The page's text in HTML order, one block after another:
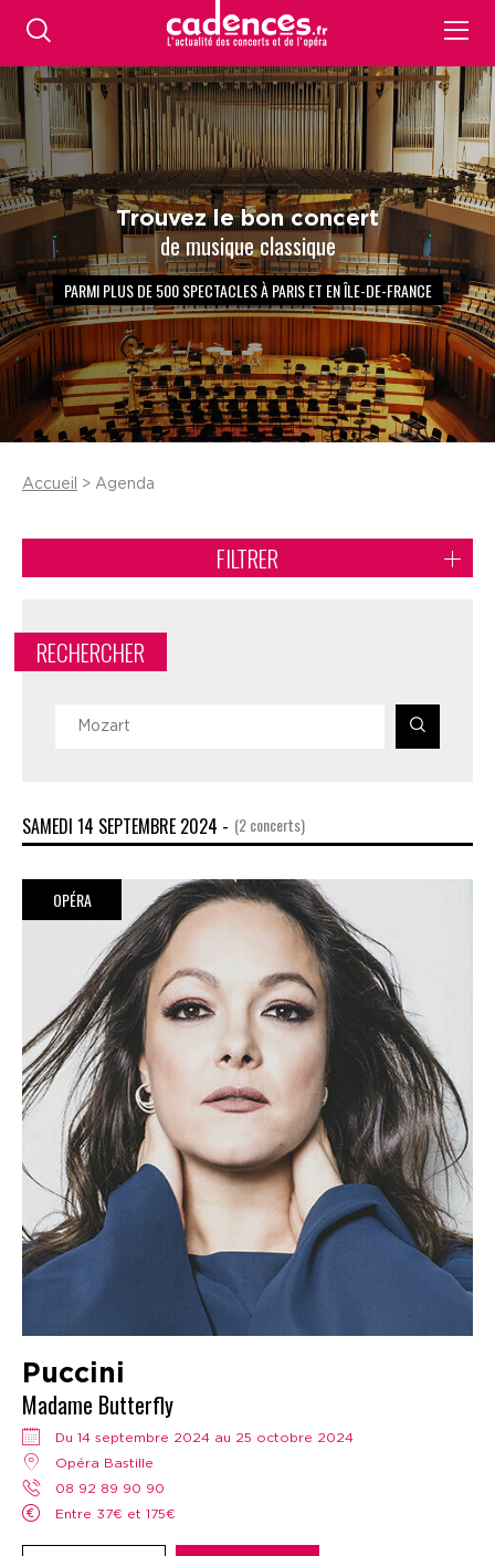
Trouvez le bon concert
de musique classique
PARMI PLUS DE 500 SPECTACLES À PARIS ET EN ÎLE-DE-FRANCE
Accueil > Agenda
SAMEDI 14 SEPTEMBRE 2024 - (2 concerts)
OPÉRA
Puccini
Madame Butterfly
Du 14 septembre 2024 au 25 octobre 2024
Opéra Bastille
08 92 89 90 90
Entre 37€ et 175€
FILTRER
RECHERCHER